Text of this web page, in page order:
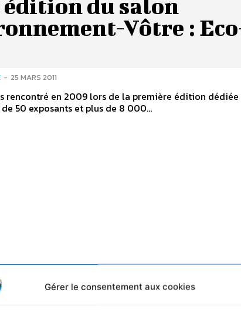
Gérer le consentement aux cookies
édition du salon
Vôtre :
- 25 MARS 2011
rencontré en 2009 lors de la première édition dédiée
50 exposants et plus de 8 000...